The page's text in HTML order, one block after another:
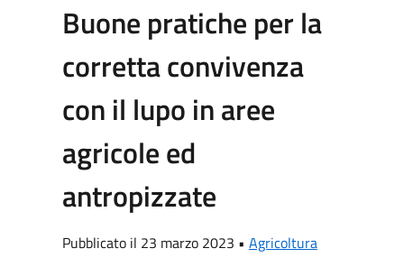
Buone pratiche per la
corretta convivenza
con il lupo in aree
agricole ed
antropizzate
Pubblicato il 23 marzo 2023 • Agricoltura